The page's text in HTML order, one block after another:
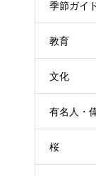
季節ガイ
教育
文化
有名人・
桜